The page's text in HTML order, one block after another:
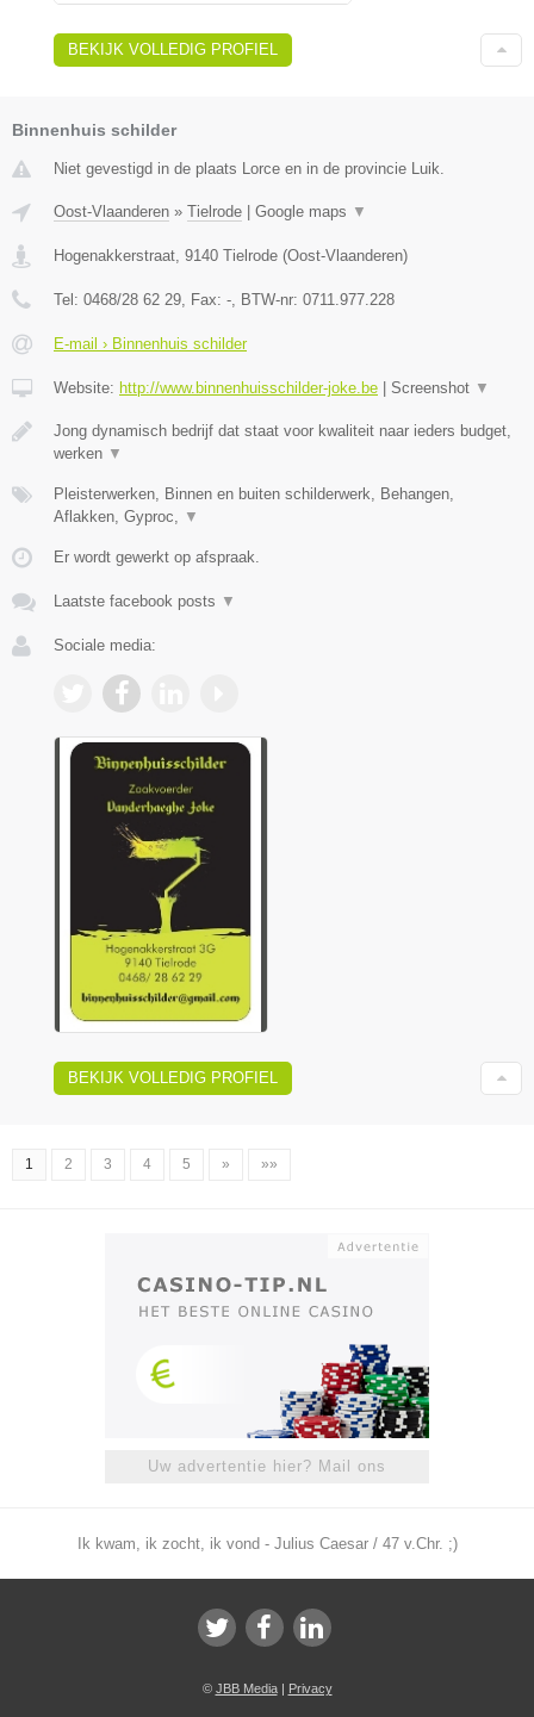
BEKIJK VOLLEDIG PROFIEL
Binnenhuis schilder
Niet gevestigd in de plaats Lorce en in de provincie Luik.
Oost-Vlaanderen » Tielrode Google maps ▼
Hogenakkerstraat 9140 Tielrode (Oost-Vlaanderen)
Tel: 0468/28 62 29 , Fax: - , BTW-nr: 0711.977.228
E-mail › Binnenhuis schilder
Website: http://www.binnenhuisschilder-joke.be Screenshot ▼
Jong dynamisch bedrijf dat staat voor kwaliteit naar ieders budget,
werken ▼
Pleisterwerken, Binnen en buiten schilderwerk, Behangen,
Aflakken, Gyproc,
▼
Er wordt gewerkt op afspraak.
Laatste facebook posts ▼
Sociale media:
BEKIJK VOLLEDIG PROFIEL
1 2 3 4 5 » »»
Uw advertentie hier? Mail ons
Ik kwam, ik zocht, ik vond - Julius Caesar / 47 v.Chr. ;)
© JBB Media| Privacy